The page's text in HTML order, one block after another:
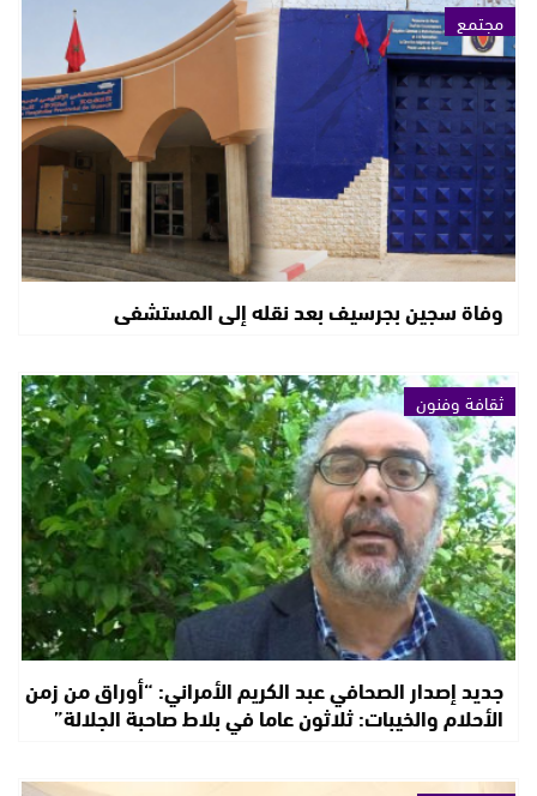
مجتمع
وفاة سجين بجرسيف بعد نقله إلى المستشفى
ثقافة وفنون
جديد إصدار الصحافي عبد الكريم الأمراني: “أوراق من زمن
الأحلام والخيبات: ثلاثون عاما في بلاط صاحبة الجلالة”